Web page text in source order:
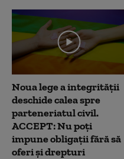
Noua lege a integrității
deschide calea spre
parteneriatul civil.
ACCEPT: Nu poți
impune obligații fără să
oferi și drepturi